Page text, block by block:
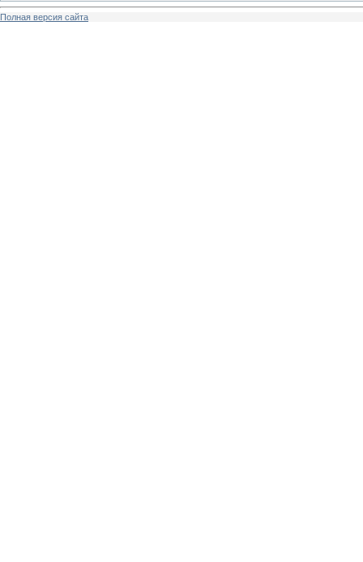
Полная версия сайта